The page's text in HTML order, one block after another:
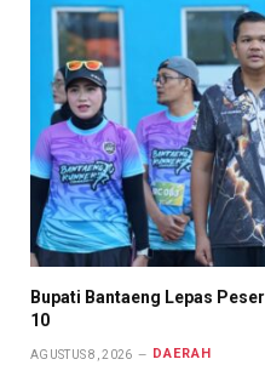
Bupati Bantaeng Lepas
10
AGUSTUS 8, 2026 DAERAH